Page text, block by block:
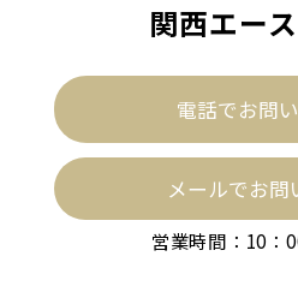
関西エー
電話でお問
メールでお問
営業時間：10：